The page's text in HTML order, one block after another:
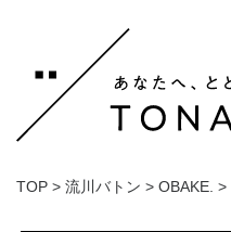
TOP > 流川バトン > OBAKE. >